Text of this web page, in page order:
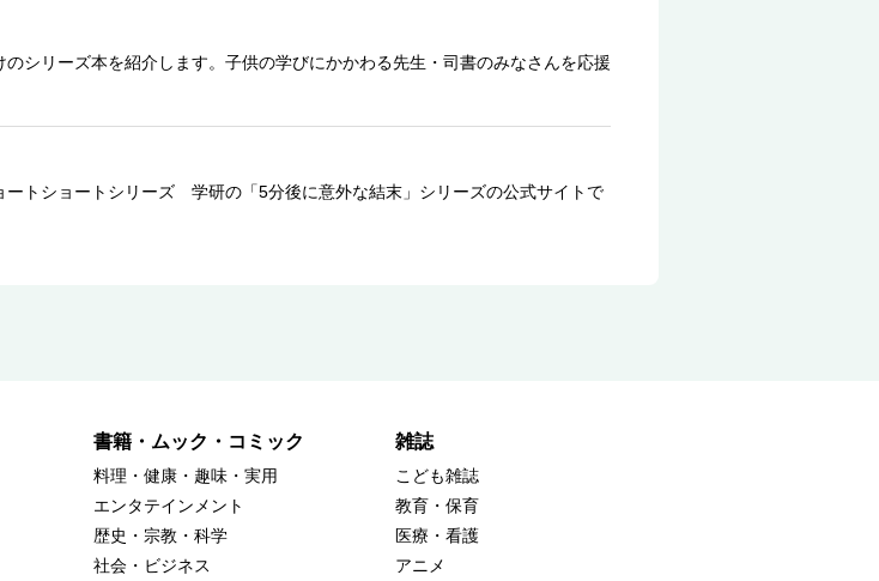
シリーズ本を紹介します。子供の学びにかかわる先生・司書のみなさんを応援
トショートシリーズ 学研の「5分後に意外な結末」シリーズの公式サイトで
書籍・ムック・コミック
料理・健康・趣味・実用
エンタテインメント
歴史・宗教・科学
社会・ビジネス
雑誌
こども雑誌
教育・保育
医療・看護
アニメ